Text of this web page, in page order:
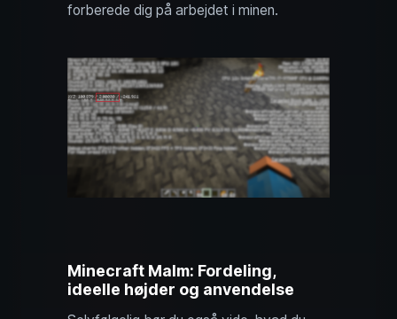
forberede dig på arbejdet i minen.
Minecraft Malm: Fordeling,
ideelle højder og anvendelse